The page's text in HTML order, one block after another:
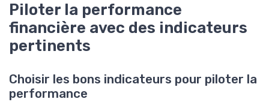
Piloter la performance
financière avec des indicateurs
pertinents
Choisir les bons indicateurs pour piloter la
performance